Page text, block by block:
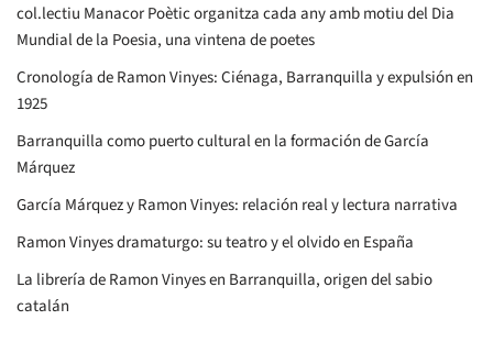
col.lectiu Manacor Poètic organitza cada any amb motiu del Dia
Mundial de la Poesia, una vintena de poetes
Cronología de Ramon Vinyes: Ciénaga, Barranquilla y expulsión en
1925
Barranquilla como puerto cultural en la formación de García
Márquez
García Márquez y Ramon Vinyes: relación real y lectura narrativa
Ramon Vinyes dramaturgo: su teatro y el olvido en España
La librería de Ramon Vinyes en Barranquilla, origen del sabio
catalán